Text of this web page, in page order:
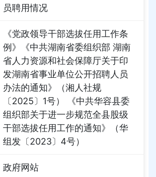
员聘用情况
《党政领导干部选拔任用工作条
例》《中共湖南省委组织部 湖南
省人力资源和社会保障厅关于印
发湖南省事业单位公开招聘人员
办法的通知》（湘人社规
〔2025〕1号） 《中共华容县委
组织部关于进一步规范全县股级
干部选拔任用工作的通知》（华
组发〔2023〕4号）
政府网站